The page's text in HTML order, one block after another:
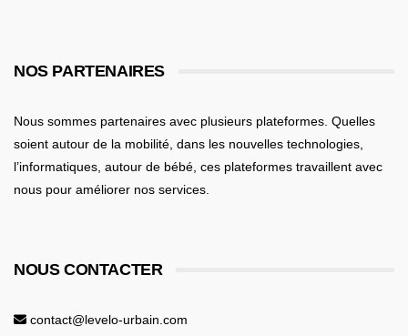
NOS PARTENAIRES
Nous sommes partenaires avec plusieurs plateformes. Quelles
soient autour de la mobilité , dans les nouvelles technologies,
l’informatiques, autour de bébé , ces plateformes travaillent avec
nous pour améliorer nos services.
NOUS CONTACTER
contact@levelo-urbain.com